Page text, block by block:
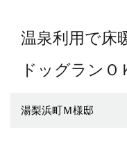
温泉利用で
ドッグラン
湯梨浜町Ｍ様邸